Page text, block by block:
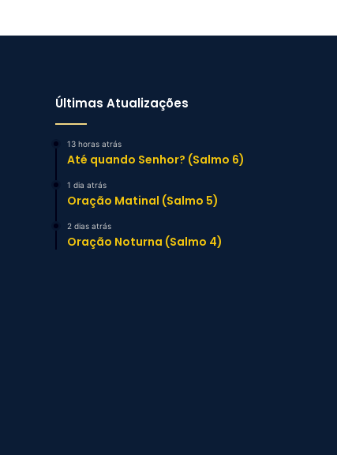
Últimas Atualizações
13 horas atrás
Até quando Senhor? (Salmo 6)
1 dia atrás
Oração Matinal (Salmo 5)
2 dias atrás
Oração Noturna (Salmo 4)